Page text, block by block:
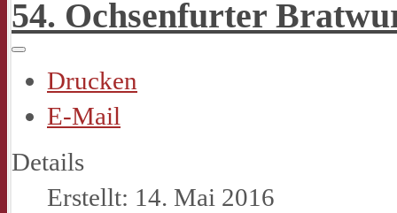
54. Ochsenfurter
Drucken
E-Mail
Details
Erstellt: 14. Mai 2016